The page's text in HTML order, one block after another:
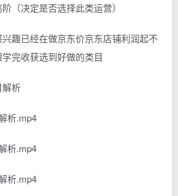
（决定是否选择此类运营）
趣已经在做京东价京东店铺利润起不
完收获选到好做的类目
解析
析.mp4
析.mp4
析.mp4